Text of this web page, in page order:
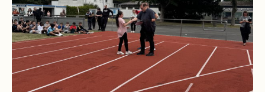
und
10
Hauptschulbildungsgang